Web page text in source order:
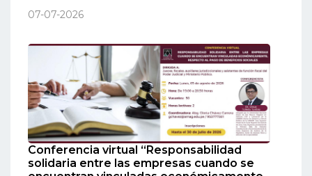
07-07-2026
Conferencia virtual “Responsabilidad
solidaria entre las empresas cuando se